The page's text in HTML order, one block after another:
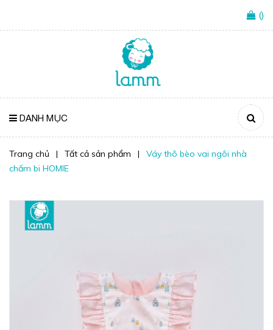
()
DANH MỤC
Trang chủ | Tất cả sản phẩm |
Váy thô bèo vai ngôi nhà
chấm bi HOMIE